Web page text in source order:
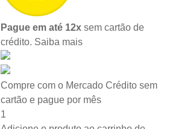
Pague em até 12x sem cartão de
crédito. Saiba mais
Compre com o Mercado Crédito sem
cartão e pague por mês
1